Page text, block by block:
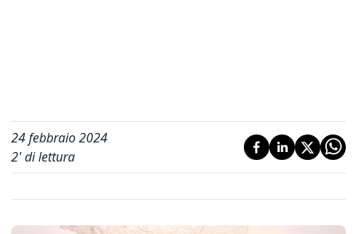
24 febbraio 2024
2' di lettura